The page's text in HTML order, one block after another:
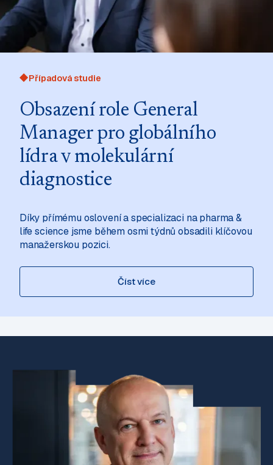
Případová studie
Obsazení role General
Manager pro globálního
lídra v molekulární
diagnostice
Díky přímému oslovení a specializaci na pharma &
life science jsme během osmi týdnů obsadili klíčovou
manažerskou pozici.
‍Číst více